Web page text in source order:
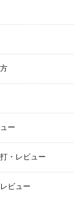
ー
・レビュー
ビュー